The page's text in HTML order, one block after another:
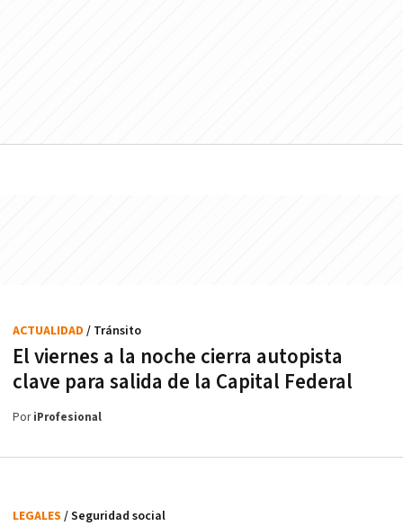
El viernes a la noche cierra autopista
clave para salida de la Capital Federal
ACTUALIDAD / Tránsito
PoriProfesional
LEGALES / Seguridad social